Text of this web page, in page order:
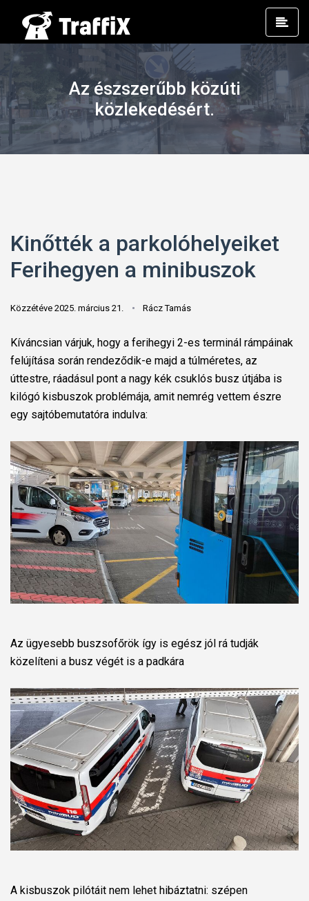
Az észszerűbb közúti
közlekedésért.
Kinőtték a parkolóhelyeiket
Ferihegyen a minibuszok
Közzétéve 2025. március 21. Rácz Tamás
Kíváncsian várjuk, hogy a ferihegyi 2-es terminál rámpáinak
felújítása során rendeződik-e majd a túlméretes, az
úttestre, ráadásul pont a nagy kék csuklós busz útjába is
kilógó kisbuszok problémája, amit nemrég vettem észre
egy sajtóbemutatóra indulva:
Az ügyesebb buszsofőrök így is egész jól rá tudják
közelíteni a busz végét is a padkára
A kisbuszok pilótáit nem lehet hibáztatni: szépen